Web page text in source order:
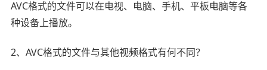
AVC格式的文件可以在电视、电脑、手机、平板电脑等各
种设备上播放。
2、AVC格式的文件与其他视频格式有何不同？